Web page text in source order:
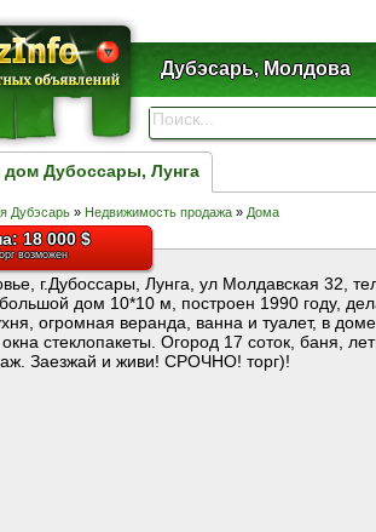
Дубэсарь, Молдова
дом Дубоссары, Лунга
Дубэсарь » Недвижимость продажа » Дома
18 000 $
возможен
г.Дубоссары, Лунга, ул Молдавская 32,
дом 10*10 м, построен 1990 году,
огромная веранда, ванна и туалет, в
стеклопакеты. Огород 17 соток, баня,
Заезжай и живи! СРОЧНО! торг)!